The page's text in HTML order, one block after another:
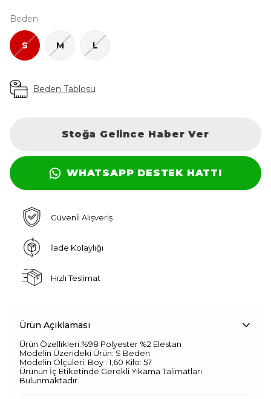
Beden
S M L
Beden Tablosu
Stoğa Gelince Haber Ver
WHATSAPP DESTEK HATTI
Güvenli Alışveriş
İade Kolaylığı
Hızlı Teslimat
Ürün Açıklaması
Ürün Özellikleri:%98 Polyester %2 Elestan
Modelin Üzerideki Ürün: S Beden
Modelin Ölçüleri: Boy : 1,60 Kilo: 57
Ürünün İç Etiketinde Gerekli Yıkama Talimatları
Bulunmaktadır.